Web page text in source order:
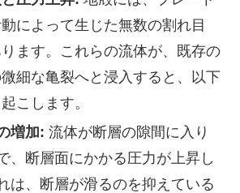
によって生じた無数の割れ目
ります。これらの流体が、既存の
細な亀裂へと浸入すると、以下
こします。
増加: 流体が断層の隙間に入り
、断層面にかかる圧力が上昇し
は、断層が滑るのを抑えている